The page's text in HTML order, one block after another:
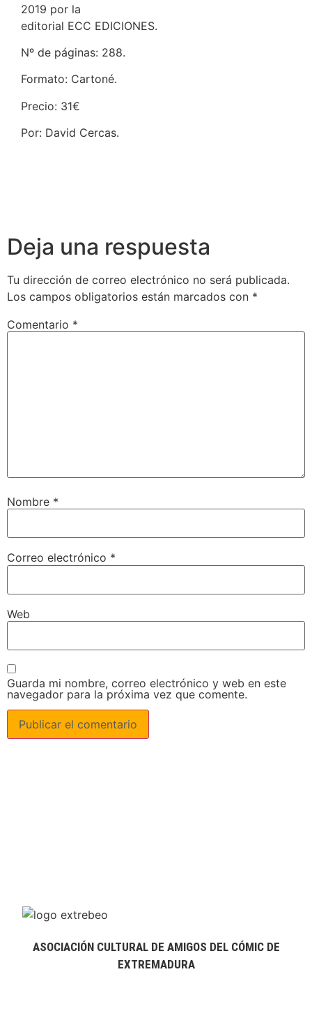
2019 por la
editorial ECC EDICIONES.
Nº de páginas: 288.
Formato: Cartoné.
Precio: 31€
Por: David Cercas.
Deja una respuesta
Tu dirección de correo electrónico no será publicada.
Los campos obligatorios están marcados con *
Comentario *
Nombre *
Correo electrónico *
Web
Guarda mi nombre, correo electrónico y web en este
navegador para la próxima vez que comente.
ASOCIACIÓN CULTURAL DE AMIGOS DEL CÓMIC DE
EXTREMADURA